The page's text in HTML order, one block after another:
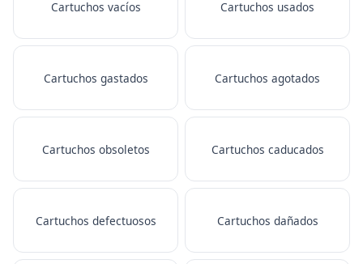
Cartuchos vacíos Cartuchos usados
Cartuchos gastados Cartuchos agotados
Cartuchos obsoletos Cartuchos caducados
Cartuchos defectuosos Cartuchos dañados